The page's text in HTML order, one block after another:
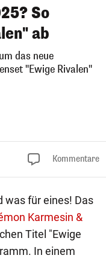
So
ab
das neue
"Ewige Rivalen"
Kommentare
was für eines! Das
Karmesin &
Titel "Ewige
In einem